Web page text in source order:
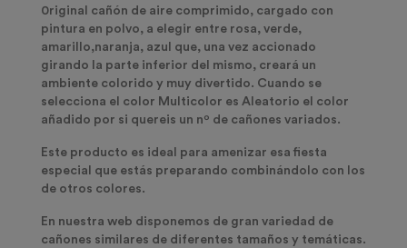
0riginal cañón de aire comprimido, cargado con
pintura en polvo, a elegir entre rosa, verde,
amarillo,naranja, azul que, una vez accionado
girando la parte inferior del mismo, creará un
ambiente colorido y muy divertido. Cuando se
selecciona el color Multicolor es Aleatorio el color
añadido por si quereis un nº de cañones variados.
Este producto es ideal para amenizar esa fiesta
especial que estás preparando combinándolo con los
de otros colores.
En nuestra web disponemos de gran variedad de
cañones similares de diferentes tamaños y temáticas.